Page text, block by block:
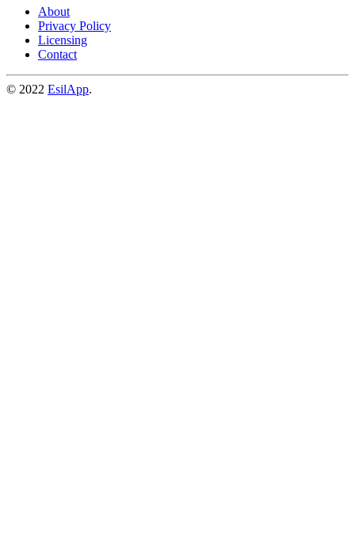
About
Privacy Policy
Licensing
Contact
© 2022 EsilApp.